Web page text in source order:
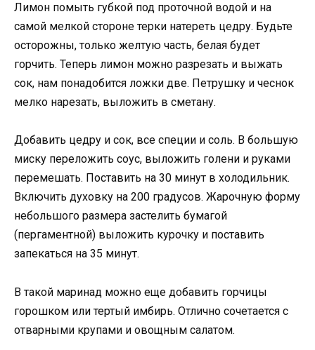
Лимон помыть губкой под проточной водой и на
самой мелкой стороне терки натереть цедру. Будьте
осторожны, только желтую часть, белая будет
горчить. Теперь лимон можно разрезать и выжать
сок, нам понадобится ложки две. Петрушку и чеснок
мелко нарезать, выложить в сметану.
Добавить цедру и сок, все специи и соль. В большую
миску переложить соус, выложить голени и руками
перемешать. Поставить на 30 минут в холодильник.
Включить духовку на 200 градусов. Жарочную форму
небольшого размера застелить бумагой
(пергаментной) выложить курочку и поставить
запекаться на 35 минут.
В такой маринад можно еще добавить горчицы
горошком или тертый имбирь. Отлично сочетается с
отварными крупами и овощным салатом.